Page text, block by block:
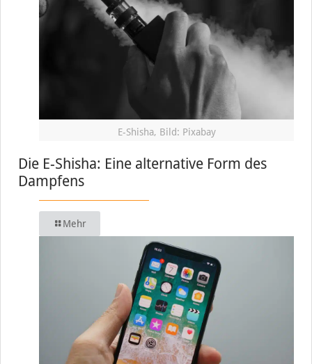
E-Shisha, Bild: Pixabay
Die E-Shisha: Eine alternative Form des
Dampfens
Mehr